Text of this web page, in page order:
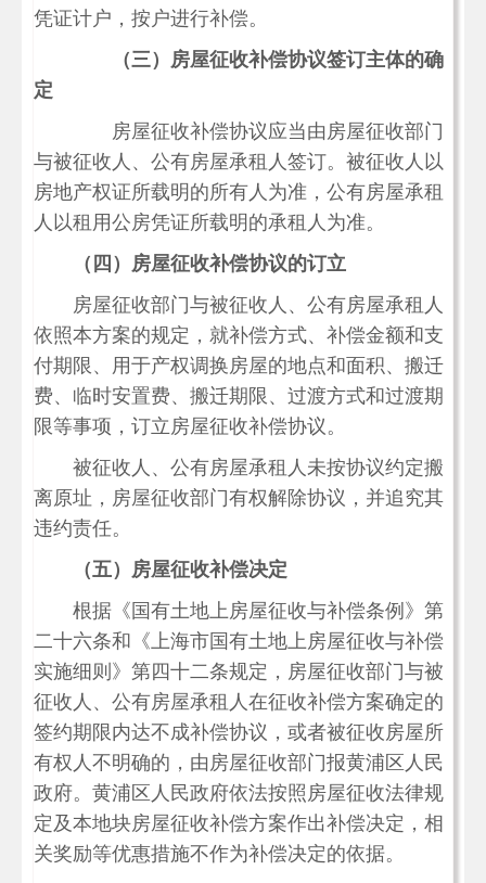
凭证计户，按户进行补偿。
（三）房屋征收补偿协议签订主体的确
定
房屋征收补偿协议应当由房屋征收部门
与被征收人、公有房屋承租人签订。被征收人以
房地产权证所载明的所有人为准，公有房屋承租
人以租用公房凭证所载明的承租人为准。
（四）房屋征收补偿协议的订立
房屋征收部门与被征收人、公有房屋承租人
依照本方案的规定，就补偿方式、补偿金额和支
付期限、用于产权调换房屋的地点和面积、搬迁
费、临时安置费、搬迁期限、过渡方式和过渡期
限等事项，订立房屋征收补偿协议。
被征收人、公有房屋承租人未按协议约定搬
离原址，房屋征收部门有权解除协议，并追究其
违约责任。
（五）房屋征收补偿决定
根据《国有土地上房屋征收与补偿条例》第
二十六条和《上海市国有土地上房屋征收与补偿
实施细则》第四十二条规定，房屋征收部门与被
征收人、公有房屋承租人在征收补偿方案确定的
签约期限内达不成补偿协议，或者被征收房屋所
有权人不明确的，由房屋征收部门报黄浦区人民
政府。黄浦区人民政府依法按照房屋征收法律规
定及本地块房屋征收补偿方案作出补偿决定，相
关奖励等优惠措施不作为补偿决定的依据。